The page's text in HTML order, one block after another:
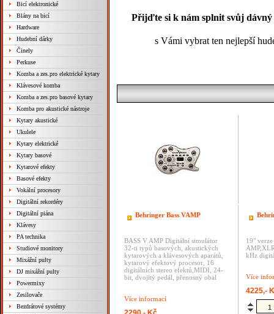
Bicí elektronické
Blány na bicí
Hardware
Hudební dárky
Činely
Perkuse
Komba a zes.pro elektrické kytary
Klávesové komba
Komba a zes.pro basové kytary
Komba pro akustické nástroje
Kytary akustické
Ukulele
Kytary elektrické
Kytary basové
Kytarové efekty
Basové efekty
Vokální procesory
Digitální rekordéry
Digitální piána
Klávesy
PA technika
Studiové monitory
Mixážní pulty
DJ mixážní pulty
Powermixy
Zesilovače
Bezdrátové systémy
Přijďte si k nám splnit svůj dávný
s Vámi vybrat ten nejlepší
Behringer Bass VAMP
BASS V AMP Digitální simulátor
32-ti typů basových, akustických
kytarových a klávesových aparátů,
kytarový efektový procesor, 16
digitálních stereo efektů,MIDI, 24-
bit, dvojitý pedál, přenosný obal
Více informací
19"
kHz
Více
4225,-